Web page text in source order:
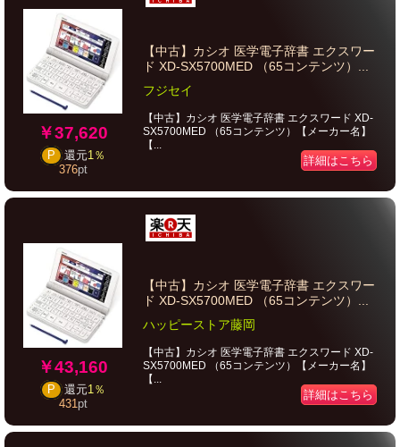
￥37,620
P 還元1％
376pt
【中古】カシオ 医学電子辞書 エクスワー
ド XD-SX5700MED （65コンテンツ）...
フジセイ
【中古】カシオ 医学電子辞書 エクスワード XD-
SX5700MED （65コンテンツ）【メーカー名】
【...
詳細はこちら
￥43,160
P 還元1％
431pt
【中古】カシオ 医学電子辞書 エクスワー
ド XD-SX5700MED （65コンテンツ）...
ハッピーストア藤岡
【中古】カシオ 医学電子辞書 エクスワード XD-
SX5700MED （65コンテンツ）【メーカー名】
【...
詳細はこちら